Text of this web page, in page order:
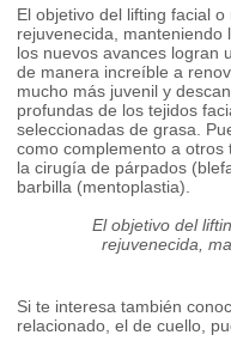
El objetivo del lifting facial
rejuvenecida, manteniendo
los nuevos avances logran
de manera increíble a
mucho más juvenil y
profundas de los tejidos
seleccionadas de grasa.
como complemento a
la cirugía de párpados
barbilla (mentoplastia).
El objetivo del
rejuvenecida,
Si te interesa también
relacionado, el de cuello,